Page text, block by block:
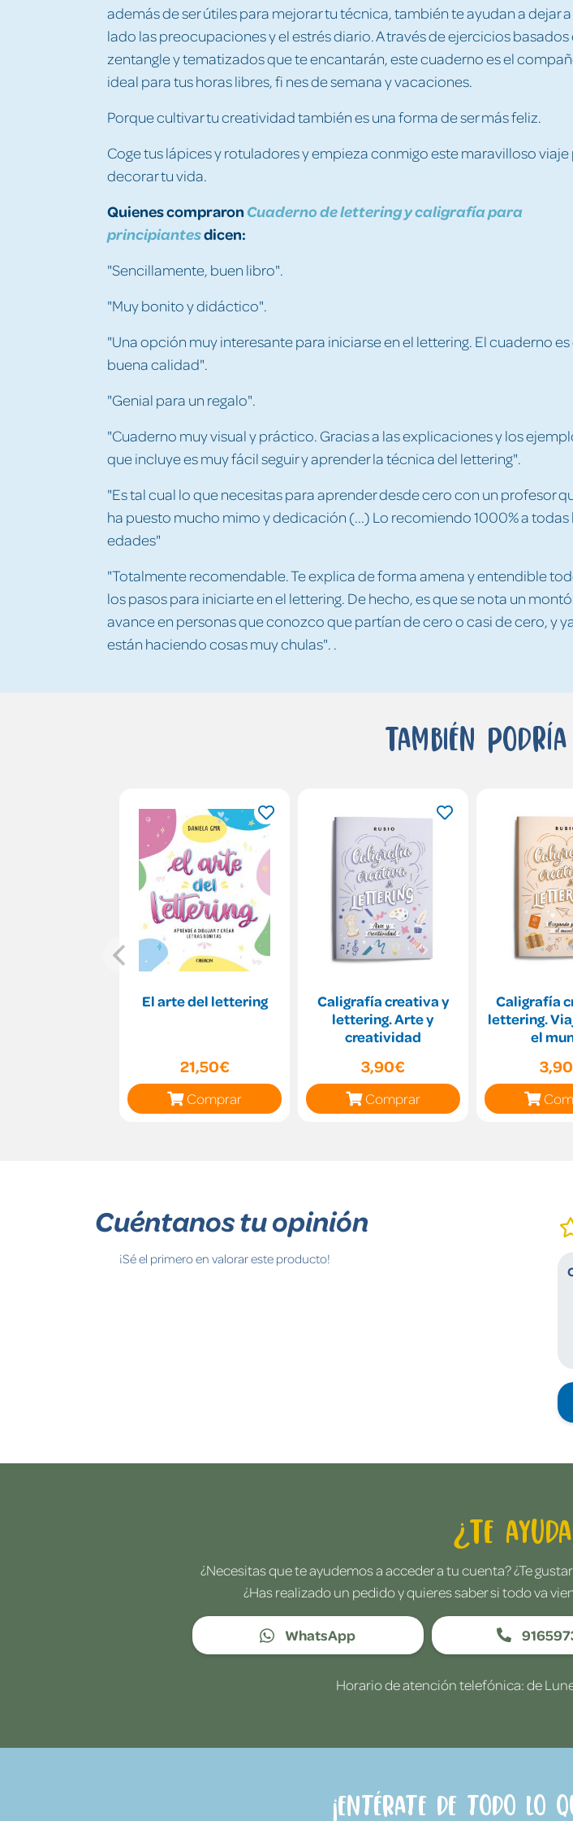
además de ser útiles para mejorar tu técnica, también te ayudan a dejar a
lado las preocupaciones y el estrés diario. A través de ejercicios basados
zentangle y tematizados que te encantarán, este cuaderno es el
ideal para tus horas libres, fi nes de semana y vacaciones.
Porque cultivar tu creatividad también es una forma de ser más feliz.
Coge tus lápices y rotuladores y empieza conmigo este maravilloso viaje
decorar tu vida.
Quienes compraron Cuaderno de lettering y caligrafía para
principiantesdicen:
"Sencillamente, buen libro".
"Muy bonito y didáctico".
"Una opción muy interesante para iniciarse en el lettering. El cuaderno es
buena calidad".
"Genial para un regalo".
"Cuaderno muy visual y práctico. Gracias a las explicaciones y los
que incluye es muy fácil seguir y aprender la técnica del lettering".
"Es tal cual lo que necesitas para aprender desde cero con un profesor
ha puesto mucho mimo y dedicación (...) Lo recomiendo 1000% a todas
edades"
"Totalmente recomendable. Te explica de forma amena y entendible
los pasos para iniciarte en el lettering. De hecho, es que se nota un
avance en personas que conozco que partían de cero o casi de cero, y
están haciendo cosas muy chulas". .
También
El arte del lettering
21,50€
Comprar
Caligrafía creativa y
lettering. Arte y
creatividad
3,90€
Comprar
Caligrafía
lettering.
el
Cuéntanos tu opinión
¡Sé el primero en valorar este producto!
¿Te
¿Necesitas que te ayudemos a acceder a tu cuenta? ¿Te
¿Has realizado un pedido y quieres saber si todo va
WhatsApp
Horario de atención telefónica: de
¡Entérate de todo lo